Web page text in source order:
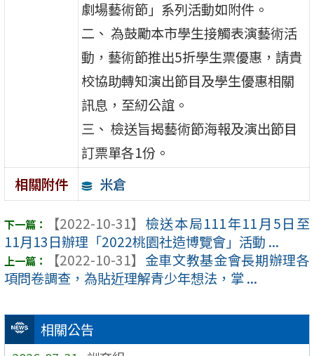
相關公告
劇場藝術節」系列活動如附件。
二、 為鼓勵本市學生接觸表演藝術活
動，藝術節推出5折學生票優惠，請貴
校協助轉知演出節目及學生優惠相關
訊息，至紉公誼。
三、 檢送旨揭藝術節海報及演出節目
訂票單各1份。
相關附件
米倉
【2022-10-31】 檢送本局111年11月5日至
11月13日辦理「2022桃園社造博覽會」活動 ...
【2022-10-31】 金車文教基金會長期辦理各
項問卷調查，為貼近理解青少年想法，掌 ...